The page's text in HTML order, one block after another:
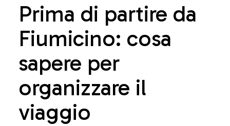
Prima di partire da
Fiumicino: cosa
sapere per
organizzare il
viaggio